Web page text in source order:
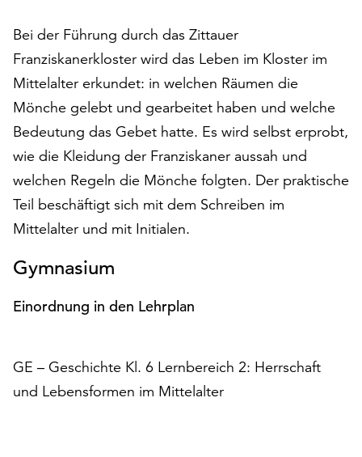
„Alle
akzeptieren“,
alle
Cookies
zu
akzeptieren.
Sie
können
Ihr
Einverständnis
jederzeit
ändern
und
widerrufen.
Dafür
am
Ende
Bei der Führung durch das Zittauer
Franziskanerkloster wird das Leben im Kloster im
Mittelalter erkundet: in welchen Räumen die
Mönche gelebt und gearbeitet haben und welche
Bedeutung das Gebet hatte. Es wird selbst erprobt,
wie die Kleidung der Franziskaner aussah und
welchen Regeln die Mönche folgten. Der praktische
Teil beschäftigt sich mit dem Schreiben im
Mittelalter und mit Initialen.
Gymnasium
Einordnung in den Lehrplan
GE – Geschichte Kl. 6 Lernbereich 2: Herrschaft
und Lebensformen im Mittelalter